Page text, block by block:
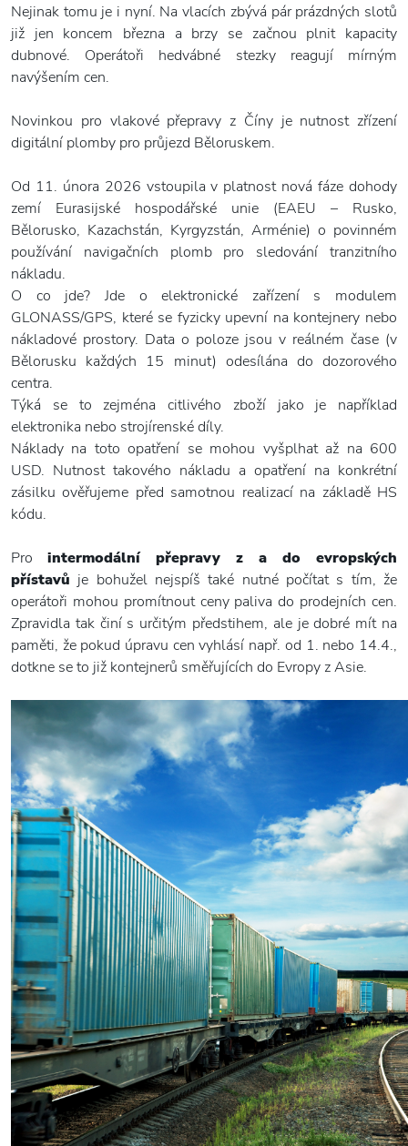
Nejinak tomu je i nyní. Na vlacích zbývá pár prázdných slotů
již jen koncem března a brzy se začnou plnit kapacity
dubnové. Operátoři hedvábné stezky reagují mírným
navýšením cen.
Novinkou pro vlakové přepravy z Číny je nutnost zřízení
digitální plomby pro průjezd Běloruskem.
Od 11. února 2026 vstoupila v platnost nová fáze dohody
zemí Eurasijské hospodářské unie (EAEU – Rusko,
Bělorusko, Kazachstán, Kyrgyzstán, Arménie) o povinném
používání navigačních plomb pro sledování tranzitního
nákladu.
O co jde? Jde o elektronické zařízení s modulem
GLONASS/GPS, které se fyzicky upevní na kontejnery nebo
nákladové prostory. Data o poloze jsou v reálném čase (v
Bělorusku každých 15 minut) odesílána do dozorového
centra.
Týká se to zejména citlivého zboží jako je například
elektronika nebo strojírenské díly.
Náklady na toto opatření se mohou vyšplhat až na 600
USD. Nutnost takového nákladu a opatření na konkrétní
zásilku ověřujeme před samotnou realizací na základě HS
kódu.
Pro intermodální přepravy z a do evropských
přístavů je bohužel nejspíš také nutné počítat s tím, že
operátoři mohou promítnout ceny paliva do prodejních cen.
Zpravidla tak činí s určitým předstihem, ale je dobré mít na
paměti, že pokud úpravu cen vyhlásí např. od 1. nebo 14.4.,
dotkne se to již kontejnerů směřujících do Evropy z Asie.